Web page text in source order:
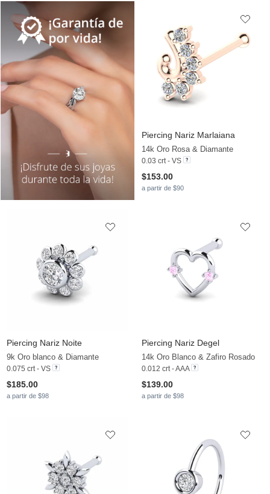
Piercing Nariz Marlaiana
14k Oro Rosa & Diamante
0.03 crt - VS
$153.00
a partir de $90
Piercing Nariz Noite
9k Oro blanco & Diamante
0.075 crt - VS
$185.00
a partir de $98
Piercing Nariz Degel
14k Oro Blanco & Zafiro Rosado
0.012 crt - AAA
$139.00
a partir de $98